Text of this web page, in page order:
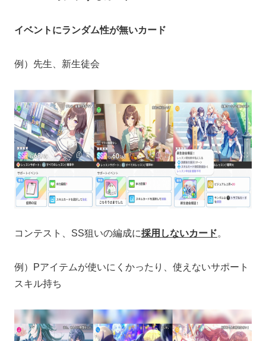
イベントにランダム性が無いカード
例）先生、新生徒会
コンテスト、SS狙いの編成に採用しないカード。
例）Pアイテムが使いにくかったり、使えないサポート
スキル持ち